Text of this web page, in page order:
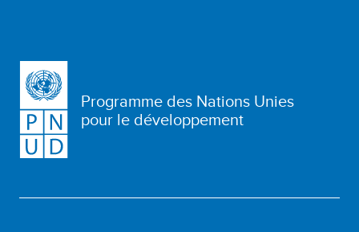
Programme des Nations Unies
pour le développement